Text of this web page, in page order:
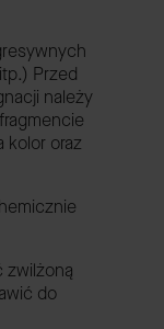
Przed
należy
kolor oraz
zwilżoną
do